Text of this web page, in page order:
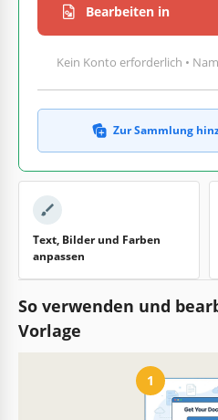
Bearbeiten in
Kein Konto erforderlich •
Zur Sammlung
Text, Bilder und Farben
anpassen
So verwenden und
Vorlage
1